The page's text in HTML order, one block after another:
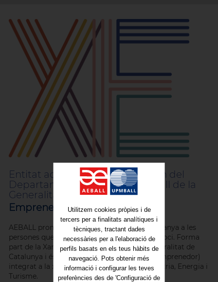
Entitat adherida a Xarxa Emprèn del
Departament d’Empresa i Treball de la
Generalitat de Catalunya
Emprenedoria
AEBALL promou la iniciativa privada i acompanya a les
persones que volen impulsar el seu propi negoci. Forma
part de la Xarxa Catalunya Emprèn de la Generalitat de
Catalunya i és punt PAE (Punt d'Atenció a l'Emprenedor)
integrat a la xarxa CIRCE del Ministeri d'Indústria, Energia i
Turisme.
Utilitzem cookies pròpies i de
tercers per a finalitats analítiques i
tècniques, tractant dades
necessàries per a l'elaboració de
perfils basats en els teus hàbits de
navegació. Pots obtenir més
informació i configurar les teves
preferències des de 'Configuració de